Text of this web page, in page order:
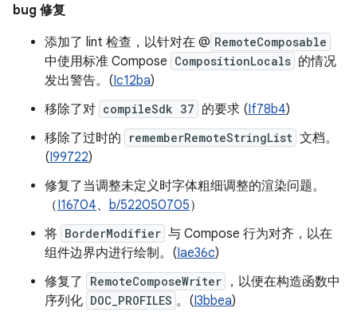
bug 修复
添加了 lint 检查，以针对在 @ RemoteComposable
中使用标准 Compose CompositionLocals 的情况
发出警告。(Ic12ba)
移除了对 compileSdk 37 的要求 (If78b4)
移除了过时的
rememberRemoteStringList 文档。
(I99722)
修复了当调整未定义时字体粗细调整的渲染问题。
（I16704、 b/522050705）
将 BorderModifier 与 Compose 行为对齐，以在
组件边界内进行绘制。(Iae36c)
修复了
RemoteComposeWriter
，以便在构造函数中
序列化 DOC_PROFILES 。(I3bbea)